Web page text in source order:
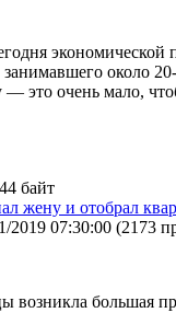
около
это очень мало,
байт
жену и отобрал
2019 07:30:00 (2173
возникла большая